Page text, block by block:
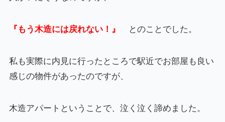
『もう木造には戻れない！』 とのことでした。
私も実際に内見に行ったところで駅近でお部屋も良い
感じの物件があったのですが、
木造アパートということで、泣く泣く諦めました。